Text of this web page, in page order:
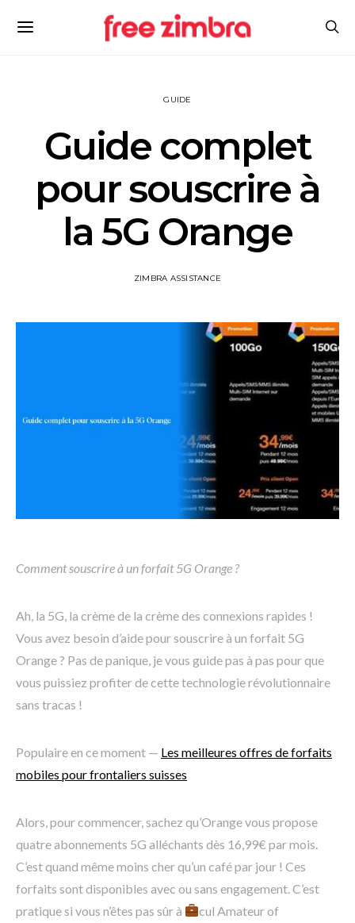
GUIDE
Guide complet
pour souscrire à
la 5G Orange
ZIMBRA ASSISTANCE
Comment souscrire à un forfait 5G Orange ?
Ah, la 5G, la crème de la crème des connexions rapides !
Vous avez besoin d’aide pour souscrire à un forfait 5G
Orange ? Pas de panique, je vous guide pas à pas pour que
vous puissiez profiter de cette technologie révolutionnaire
sans tracas !
Populaire en ce moment — Les meilleures offres de forfaits
mobiles pour frontaliers suisses
Alors, pour commencer, sachez qu’Orange vous propose
quatre abonnements 5G alléchants dès 16,99€ par mois.
C’est quand même moins cher qu’un café par jour ! Ces
forfaits sont disponibles avec ou sans engagement. C’est
pratique si vous n’êtes pas sûr à
cul Amateur of